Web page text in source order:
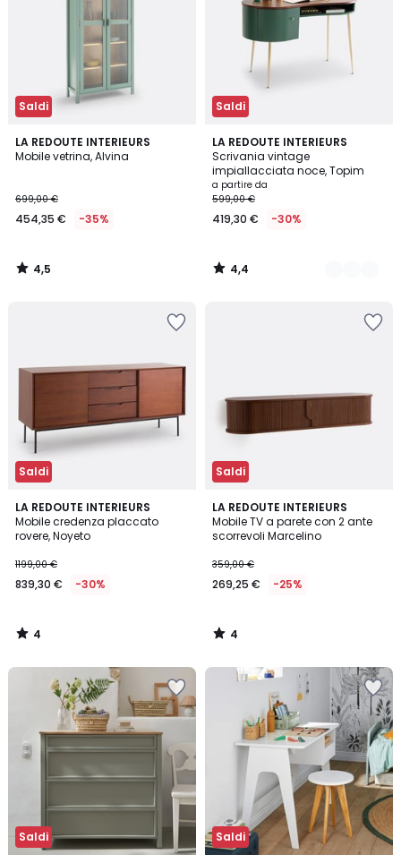
Saldi
LA REDOUTE INTERIEURS
Mobile vetrina, Alvina
699,00 €
454,35 € -35%
4,5
/ 5
4,5
/
Saldi
LA REDOUTE INTERIEURS
Scrivania vintage
impiallacciata noce, Topim
a partire da
599,00 €
419,30 € -30%
4,4
/ 5
2
Colori
4,4
/
Saldi
LA REDOUTE INTERIEURS
Mobile credenza placcato
rovere, Noyeto
1199,00 €
839,30 € -30%
4
/
5
4
/
Saldi
LA REDOUTE INTERIEURS
Mobile TV a parete con 2 ante
scorrevoli Marcelino
359,00 €
269,25 € -25%
4
/
5
4
/
Saldi Saldi